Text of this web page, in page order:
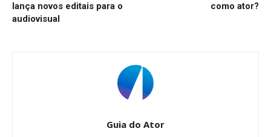
lança novos editais para o
audiovisual
como ator?
Guia do Ator